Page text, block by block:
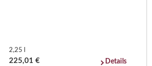
2,25 l
225,01 € Details